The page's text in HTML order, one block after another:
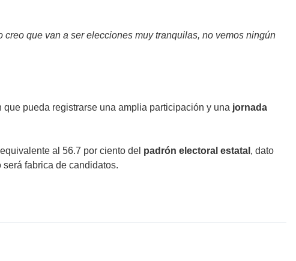
creo que van a ser elecciones muy tranquilas, no vemos ningún
pueda registrarse una amplia participación y una jornada
al 56.7 por ciento del padrón electoral estatal , dato
fabrica de candidatos.